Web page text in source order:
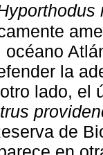
la
lado, el
de